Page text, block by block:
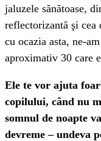
jaluzele sănătoase,
reflectorizantă şi cea
cu ocazia asta, ne-
aproximativ 30 care
Ele te vor ajuta
copilului, când nu
somnul de noapte
devreme – undeva